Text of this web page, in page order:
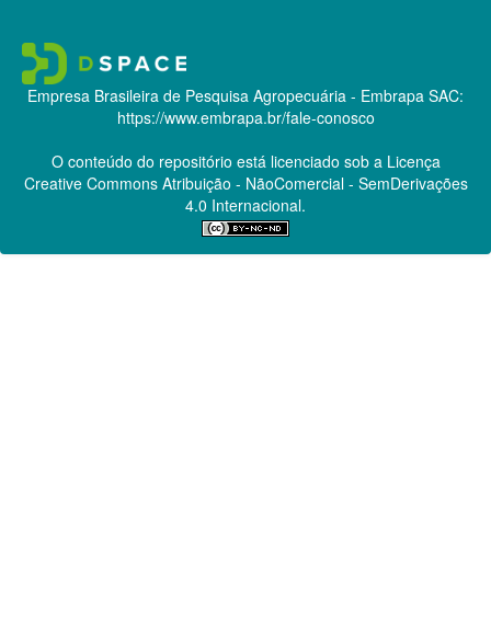
Empresa Brasileira de Pesquisa Agropecuária - Embrapa SAC:
https://www.embrapa.br/fale-conosco
O conteúdo do repositório está licenciado sob a Licença
Creative CommonsAtribuição - NãoComercial - SemDerivações
4.0 Internacional.